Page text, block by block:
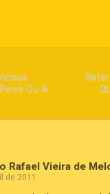
Ou A
Rafael Vieira de
de 2011